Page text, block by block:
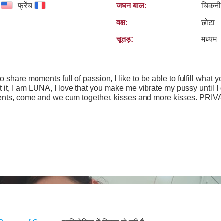
फ्रेंच
जघन बाल:
चिकनी
वक्ष:
छोटा
चूतड़:
मध्यम
share moments full of passion, I like to be able to fulfill what
I am LUNA, I love that you make me vibrate my pussy until
cum together, kisses and more kisses. PRIVACY: Any unauthorized use of my
any form, now or in the future, is not permitted without my
use of my images, profile, videos or audio, in any form, is a